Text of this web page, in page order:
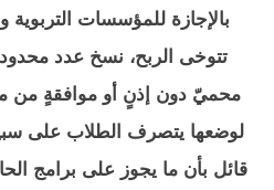
بالإجازة للمؤسسات التربوية
تتوخى الربح، نسخ عدد
محميّ دون إذنٍ أو موافقةٍ من
لوضعها يتصرف الطلاب على
قائل بأن ما يجوز على برامج